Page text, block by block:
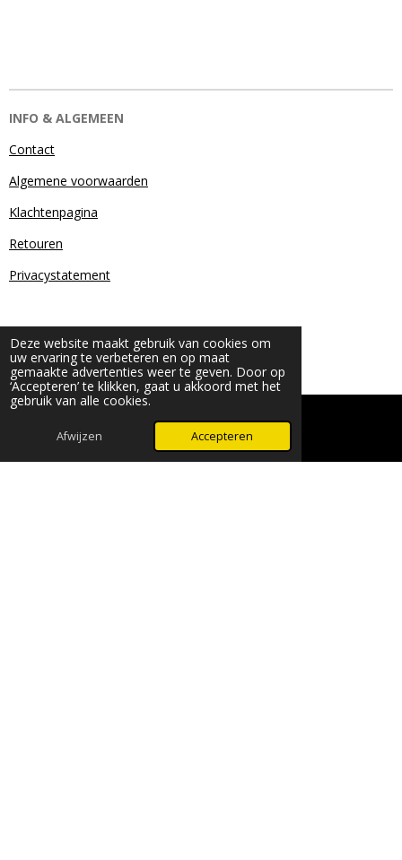
Deze website maakt gebruik van cookies om
uw ervaring te verbeteren en op maat
gemaakte advertenties weer te geven. Door op
‘Accepteren’ te klikken, gaat u akkoord met het
gebruik van alle cookies.
Afwijzen Accepteren
INFO & ALGEMEEN
Contact
Algemene voorwaarden
Klachtenpagina
Retouren
Privacystatement
© 2024 - 2026 Beauty & More by Robyn
WhatsApp